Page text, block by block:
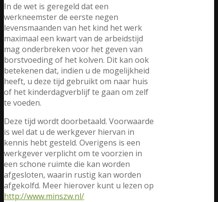
In de wet is geregeld dat een
werkneemster de eerste negen
levensmaanden van het kind het werk
maximaal een kwart van de arbeidstijd
mag onderbreken voor het geven van
borstvoeding of het kolven. Dit kan ook
betekenen dat, indien u de mogelijkheid
heeft, u deze tijd gebruikt om naar huis
of het kinderdagverblijf te gaan om zelf
te voeden.
Deze tijd wordt doorbetaald. Voorwaarde
is wel dat u de werkgever hiervan in
kennis hebt gesteld. Overigens is een
werkgever verplicht om te voorzien in
een schone ruimte die kan worden
afgesloten, waarin rustig kan worden
afgekolfd. Meer hierover kunt u lezen op
http://www.minszw.nl/